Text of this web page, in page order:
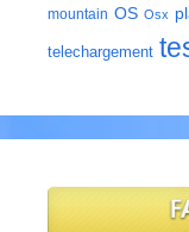
mountain OS Osx
telechargement